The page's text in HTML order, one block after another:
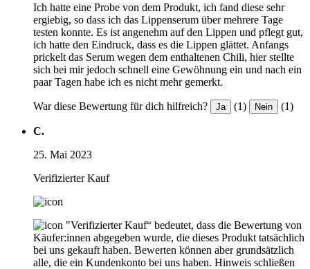
Ich hatte eine Probe von dem Produkt, ich fand diese sehr
ergiebig, so dass ich das Lippenserum über mehrere Tage
testen konnte. Es ist angenehm auf den Lippen und pflegt gut,
ich hatte den Eindruck, dass es die Lippen glättet. Anfangs
prickelt das Serum wegen dem enthaltenen Chili, hier stellte
sich bei mir jedoch schnell eine Gewöhnung ein und nach ein
paar Tagen habe ich es nicht mehr gemerkt.
War diese Bewertung für dich hilfreich? Ja (1) Nein (1)
C.
25. Mai 2023
Verifizierter Kauf
"Verifizierter Kauf“ bedeutet, dass die Bewertung von
Käufer:innen abgegeben wurde, die dieses Produkt tatsächlich
bei uns gekauft haben. Bewerten können aber grundsätzlich
alle, die ein Kundenkonto bei uns haben. Hinweis schließen